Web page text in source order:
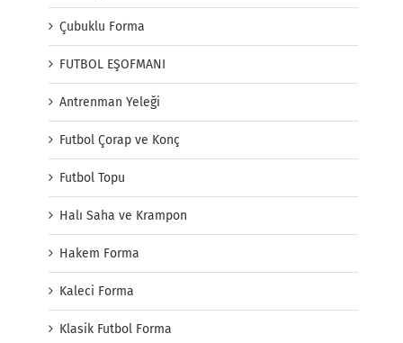
Çubuklu Forma
FUTBOL EŞOFMANI
Antrenman Yeleği
Futbol Çorap ve Konç
Futbol Topu
Halı Saha ve Krampon
Hakem Forma
Kaleci Forma
Klasik Futbol Forma